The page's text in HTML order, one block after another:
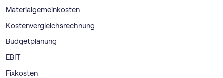
Materialgemeinkosten
Kostenvergleichsrechnung
Budgetplanung
EBIT
Fixkosten